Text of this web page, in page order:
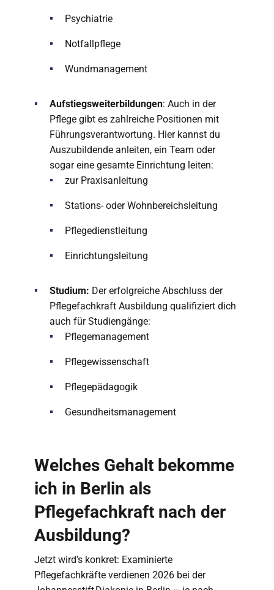
Psychiatrie
Notfallpflege
Wundmanagement
Aufstiegsweiterbildungen: Auch in der
Pflege gibt es zahlreiche Positionen mit
Führungsverantwortung. Hier kannst du
Auszubildende anleiten, ein Team oder
sogar eine gesamte Einrichtung leiten:
zur Praxisanleitung
Stations- oder Wohnbereichsleitung
Pflegedienstleitung
Einrichtungsleitung
Studium: Der erfolgreiche Abschluss der
Pflegefachkraft Ausbildung qualifiziert dich
auch für Studiengänge:
Pflegemanagement
Pflegewissenschaft
Pflegepädagogik
Gesundheitsmanagement
Welches Gehalt bekomme
ich in Berlin als
Pflegefachkraft nach der
Ausbildung?
Jetzt wird’s konkret: Examinierte
Pflegefachkräfte verdienen 2026 bei der